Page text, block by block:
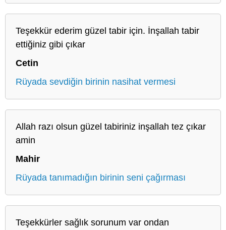
Teşekkür ederim güzel tabir için. İnşallah tabir
ettiğiniz gibi çıkar
Cetin
Rüyada sevdiğin birinin nasihat vermesi
Allah razı olsun güzel tabiriniz inşallah tez çıkar
amin
Mahir
Rüyada tanımadığın birinin seni çağırması
Teşekkürler sağlık sorunum var ondan